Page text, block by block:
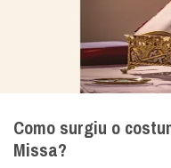
Como surgiu o
Missa?